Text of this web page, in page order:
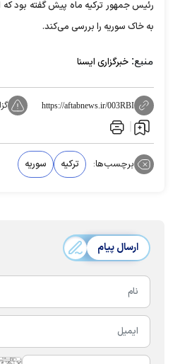
رئیس جمهور ترکیه ماه پیش گفته بود که
به خاک سوریه را بررسی می‌کند.
منبع: خبرگزاری ایسنا
https://aftabnews.ir/003RBI
برچسب‌ها: ترکیه سوریه
ارسال پیام